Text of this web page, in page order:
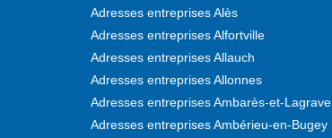
Adresses entreprises Alès
Adresses entreprises Alfortville
Adresses entreprises Allauch
Adresses entreprises Allonnes
Adresses entreprises Ambarès-et-Lagrave
Adresses entreprises Ambérieu-en-Bugey